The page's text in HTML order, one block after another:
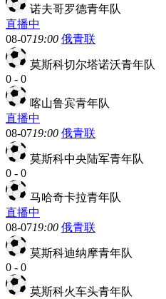
诺夫哥罗德青年队
直播中
08-0719:00 俄青联
莫斯科切尔塔诺沃青年队
0 - 0
喀山鲁宾青年队
直播中
08-0719:00 俄青联
莫斯科中央陆军青年队
0 - 0
马哈奇卡拉青年队
直播中
08-0719:00 俄青联
莫斯科迪纳摩青年队
0 - 0
莫斯科火车头青年队